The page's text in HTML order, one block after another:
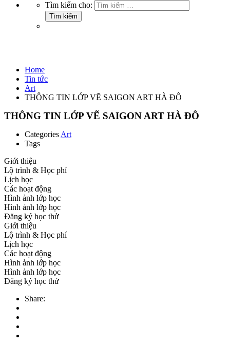
Tìm kiếm cho:
Home
Tin tức
Art
THÔNG TIN LỚP VẼ SAIGON ART HÀ ĐÔ
THÔNG TIN LỚP VẼ SAIGON ART HÀ ĐÔ
Categories Art
Tags
Giới thiệu
Lộ trình & Học phí
Lịch học
Các hoạt động
Hình ảnh lớp học
Hình ảnh lớp học
Đăng ký học thử
Giới thiệu
Lộ trình & Học phí
Lịch học
Các hoạt động
Hình ảnh lớp học
Hình ảnh lớp học
Đăng ký học thử
Share: